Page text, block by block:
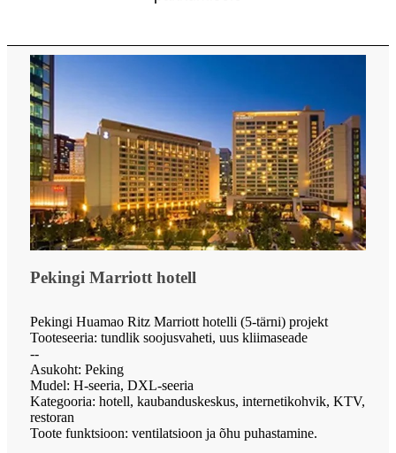
Pekingi Marriott hotell
Pekingi Huamao Ritz Marriott hotelli (5-tärni) projekt
Tooteseeria: tundlik soojusvaheti, uus kliimaseade
--
Asukoht: Peking
Mudel: H-seeria, DXL-seeria
Kategooria: hotell, kaubanduskeskus, internetikohvik, KTV,
restoran
Toote funktsioon: ventilatsioon ja õhu puhastamine.